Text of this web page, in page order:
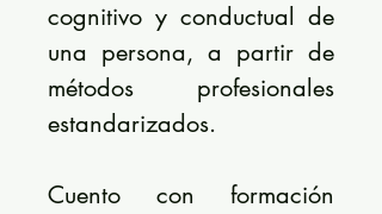
cognitivo y conductual de
una persona, a partir de
métodos profesionales
estandarizados.
Cuento con formación